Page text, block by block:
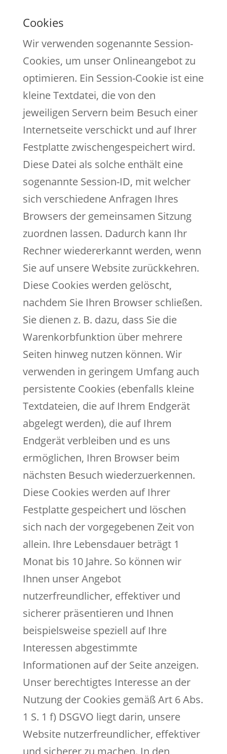
Cookies
Wir verwenden sogenannte Session-
Cookies, um unser Onlineangebot zu
optimieren. Ein Session-Cookie ist eine
kleine Textdatei, die von den
jeweiligen Servern beim Besuch einer
Internetseite verschickt und auf Ihrer
Festplatte zwischengespeichert wird.
Diese Datei als solche enthält eine
sogenannte Session-ID, mit welcher
sich verschiedene Anfragen Ihres
Browsers der gemeinsamen Sitzung
zuordnen lassen. Dadurch kann Ihr
Rechner wiedererkannt werden, wenn
Sie auf unsere Website zurückkehren.
Diese Cookies werden gelöscht,
nachdem Sie Ihren Browser schließen.
Sie dienen z. B. dazu, dass Sie die
Warenkorbfunktion über mehrere
Seiten hinweg nutzen können. Wir
verwenden in geringem Umfang auch
persistente Cookies (ebenfalls kleine
Textdateien, die auf Ihrem Endgerät
abgelegt werden), die auf Ihrem
Endgerät verbleiben und es uns
ermöglichen, Ihren Browser beim
nächsten Besuch wiederzuerkennen.
Diese Cookies werden auf Ihrer
Festplatte gespeichert und löschen
sich nach der vorgegebenen Zeit von
allein. Ihre Lebensdauer beträgt 1
Monat bis 10 Jahre. So können wir
Ihnen unser Angebot
nutzerfreundlicher, effektiver und
sicherer präsentieren und Ihnen
beispielsweise speziell auf Ihre
Interessen abgestimmte
Informationen auf der Seite anzeigen.
Unser berechtigtes Interesse an der
Nutzung der Cookies gemäß Art 6 Abs.
1 S. 1 f) DSGVO liegt darin, unsere
Website nutzerfreundlicher, effektiver
und sicherer zu machen. In den